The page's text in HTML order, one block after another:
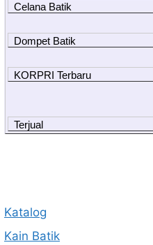
Celana Batik
Dompet Batik
KORPRI Terbaru
Terjual
Katalog
Kain Batik